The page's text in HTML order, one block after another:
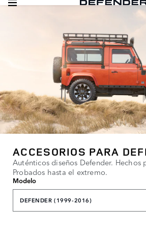
ACCESORIOS PARA
Auténticos diseños Defender. Hechos
Probados hasta el extremo.
Modelo
DEFENDER (1999-2016)